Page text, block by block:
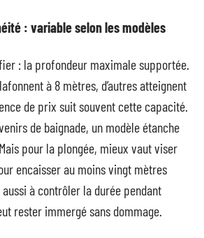
: variable selon les modèles
: la profondeur maximale supportée.
à 8 mètres, d’autres atteignent
de prix suit souvent cette capacité.
de baignade, un modèle étanche
pour la plongée, mieux vaut viser
encaisser au moins vingt mètres
aussi à contrôler la durée pendant
rester immergé sans dommage.